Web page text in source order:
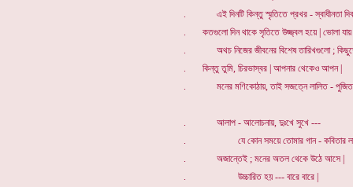
. এই দিনটি কিন্তু স্মৃতিতে প্রখর - স্বাধীনতা
. কতগুলো দিন থাকে সৃতিতে উজ্জ্বল হয়ে | ভোলা যায়
. অথচ নিজের জীবনের বিশেষ তারিখগুলো ;
. কিন্তু তুমি, চিরভাস্বর | আপনার থেকেও আপন |
. মনের মণিকোঠায়, তাই সজত্নে লালিত - পুজিত
. আলাপ - আলোচনায়, দুঃখে সুখে ---
. যে কোন সময়ে তোমার গান - কবিতার
. অজান্তেই ; মনের অতল থেকে উঠে আসে |
. উচ্চারিত হয় --- বারে বারে |